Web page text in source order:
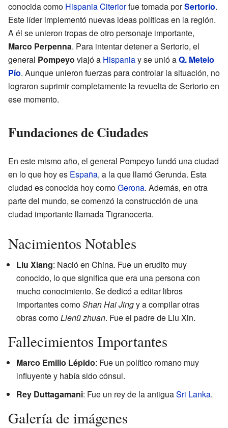
conocida como Hispania Citeriorfue tomada porSertorio.
Este líder implementó nuevas ideas políticas en la región.
A él se unieron tropas de otro personaje importante,
Marco Perpenna. Para intentar detener a Sertorio, el
general Pompeyo viajó a Hispaniay se unió aQ. Metelo
Pío. Aunque unieron fuerzas para controlar la situación, no
lograron suprimir completamente la revuelta de Sertorio en
ese momento.
Fundaciones de Ciudades
En este mismo año, el general Pompeyo fundó una ciudad
en lo que hoy es España, a la que llamó Gerunda. Esta
ciudad es conocida hoy comoGerona. Además, en otra
parte del mundo, se comenzó la construcción de una
ciudad importante llamada Tigranocerta.
Nacimientos Notables
Liu Xiang: Nació en China. Fue un erudito muy
conocido, lo que significa que era una persona con
mucho conocimiento. Se dedicó a editar libros
importantes comoShan Hai Jingy a compilar otras
obras comoLienü zhuan. Fue el padre de Liu Xin.
Fallecimientos Importantes
Marco Emilio Lépido: Fue un político romano muy
influyente y había sido cónsul.
Rey Duttagamani: Fue un rey de la antiguaSri Lanka.
Galería de imágenes